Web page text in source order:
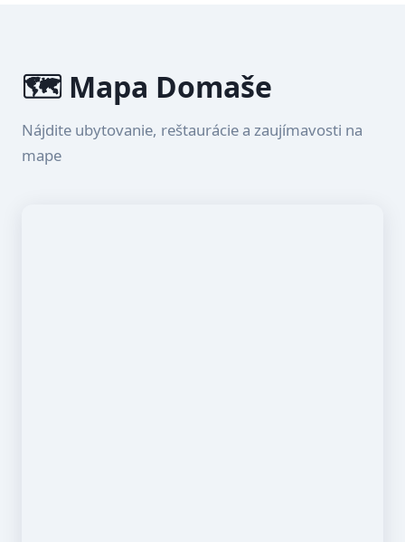
🗺️ Mapa Domaše
Nájdite ubytovanie, reštaurácie a zaujímavosti na
mape